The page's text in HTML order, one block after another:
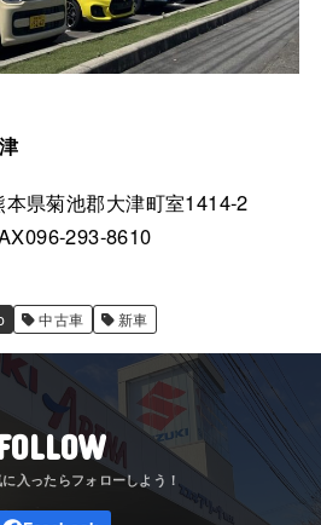
県菊池郡大津町室1414-2
293-8610
中古車 新車